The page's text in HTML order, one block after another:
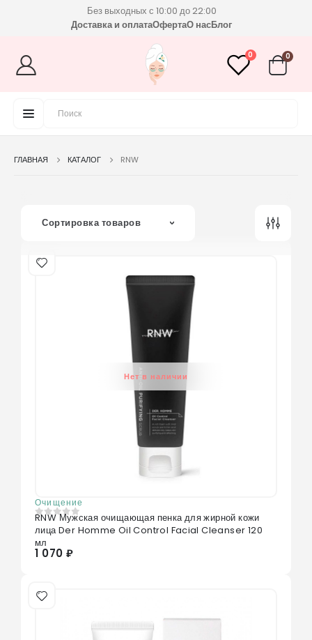
Без выходных с 10:00 до 22:00
Доставка и оплатаОфертаО насБлог
0 0
ГЛАВНАЯ КАТАЛОГ RNW
Сортировка товаров
Нет в наличии
Очищение
0из 5
RNW Мужская очищающая пенка для жирной кожи
лица Der Homme Oil Control Facial Cleanser 120
мл
1 070 ₽